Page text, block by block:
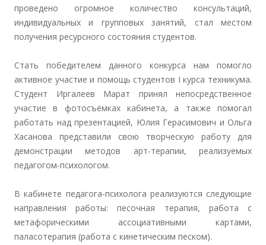
проведено огромное количество консультаций,
индивидуальных и групповых занятий, стал местом
получения ресурсного состояния студентов.
Стать победителем данного конкурса нам помогло
активное участие и помощь студентов I курса техникума.
Студент Иргалеев Марат принял непосредственное
участие в фотосъёмках кабинета, а также помогал
работать над презентацией, Юлия Герасимович и Ольга
Хасанова представили свою творческую работу для
демонстрации методов арт-терапии, реализуемых
педагогом-психологом.
В кабинете педагога-психолога реализуются следующие
направления работы: песочная терапия, работа с
метафорическими ассоциативными картами,
паласотерапия (работа с кинетическим песком).